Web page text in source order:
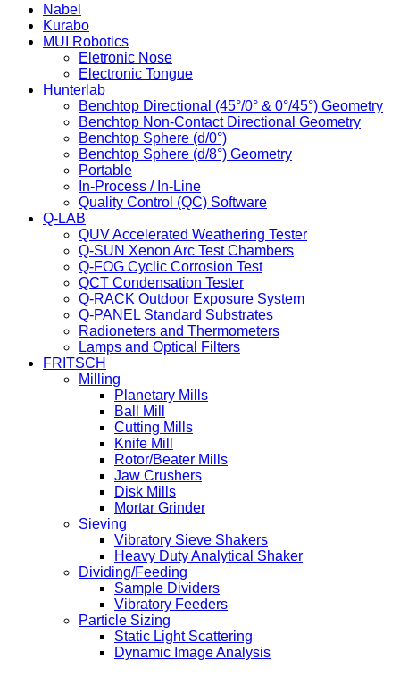
Nabel
Kurabo
MUI Robotics
Eletronic Nose
Electronic Tongue
Hunterlab
Benchtop Directional (45°/0° & 0°/45°) Geometry
Benchtop Non-Contact Directional Geometry
Benchtop Sphere (d/0°)
Benchtop Sphere (d/8°) Geometry
Portable
In-Process / In-Line
Quality Control (QC) Software
Q-LAB
QUV Accelerated Weathering Tester
Q-SUN Xenon Arc Test Chambers
Q-FOG Cyclic Corrosion Test
QCT Condensation Tester
Q-RACK Outdoor Exposure System
Q-PANEL Standard Substrates
Radioneters and Thermometers
Lamps and Optical Filters
FRITSCH
Milling
Planetary Mills
Ball Mill
Cutting Mills
Knife Mill
Rotor/Beater Mills
Jaw Crushers
Disk Mills
Mortar Grinder
Sieving
Vibratory Sieve Shakers
Heavy Duty Analytical Shaker
Dividing/Feeding
Sample Dividers
Vibratory Feeders
Particle Sizing
Static Light Scattering
Dynamic Image Analysis